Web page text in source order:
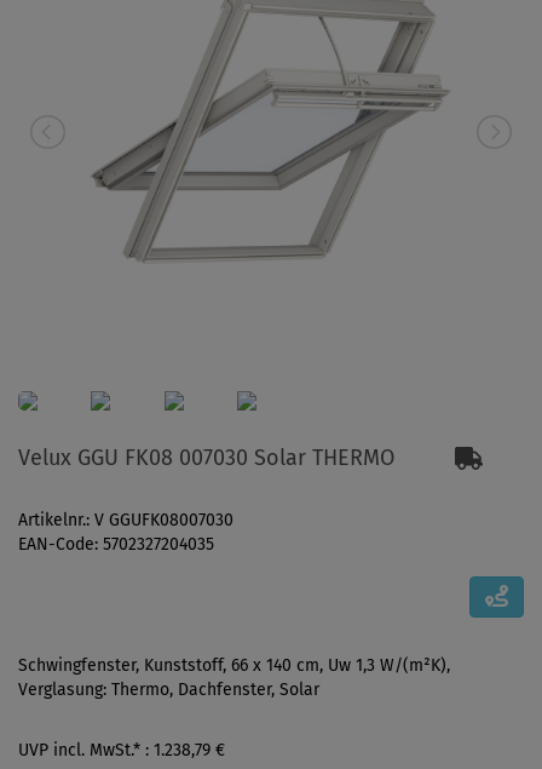
Velux GGU FK08 007030 Solar THERMO
Artikelnr.: V GGUFK08007030
EAN-Code: 5702327204035
Schwingfenster, Kunststoff, 66 x 140 cm, Uw 1,3 W/(m²K),
Verglasung: Thermo, Dachfenster, Solar
UVP incl. MwSt.* : 1.238,79 €